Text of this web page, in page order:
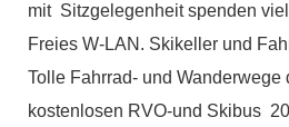
mit Sitzgelegenheit spenden
Freies W-LAN. Skikeller und
Tolle Fahrrad- und Wanderwege
kostenlosen RVO-und Skibus